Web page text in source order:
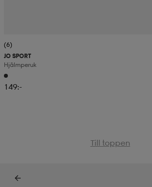
(6)
JO SPORT
Hjälmperuk
149:-
Till toppen